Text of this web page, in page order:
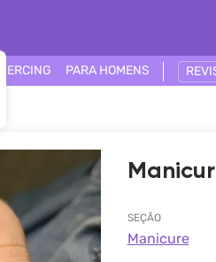
PIERCING PARA HOMENS
SEÇÃO
Manicure